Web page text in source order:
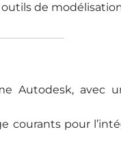
de
Autodesk, avec
courants pour